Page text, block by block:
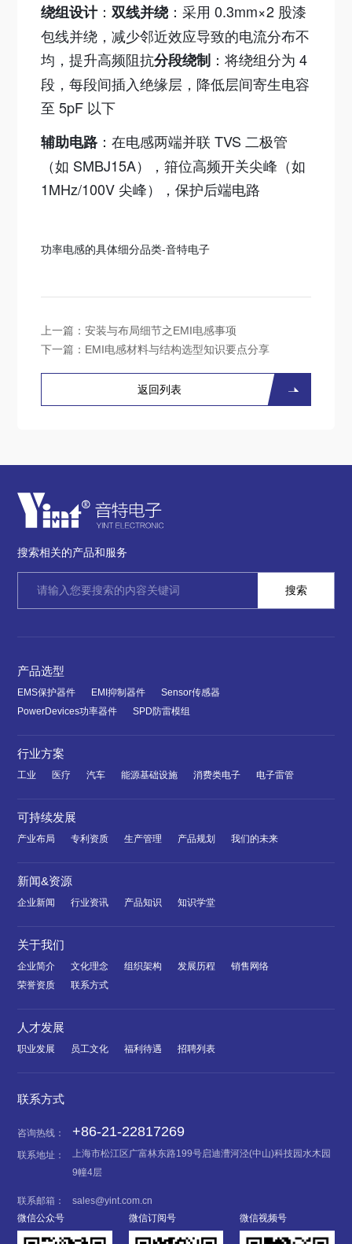
绕组设计：双线并绕 ：采用 0.3mm×2 股漆
包线并绕，减少邻近效应导致的电流分布不
均，提升高频阻抗分段绕制 ：将绕组分为 4
段，每段间插入绝缘层，降低层间寄生电容
至 5pF 以下
辅助电路：在电感两端并联 TVS 二极管
（如 SMBJ15A），箝位高频开关尖峰（如
1MHz/100V 尖峰），保护后端电路
功率电感的具体细分品类-音特电子
上一篇：安装与布局细节​之EMI电感事项
下一篇： EMI电感材料与结构选型知识要点分享
返回列表
搜索相关的产品和服务
产品选型
EMS保护器件 EMI抑制器件
Sensor传感器
PowerDevices功率器件
SPD防雷模组
行业方案
工业 医疗 汽车 能源基础设施 消费类电子 电子雷管
可持续发展
产业布局 专利资质 生产管理 产品规划 我们的未来
新闻&资源
企业新闻 行业资讯 产品知识 知识学堂
关于我们
企业简介 文化理念 组织架构 发展历程
销售网络
荣誉资质
联系方式
人才发展
职业发展 员工文化 福利待遇 招聘列表
联系方式
咨询热线： +86-21-22817269
联系地址：
上海市松江区广富林东路199号启迪漕河泾(中山)科技园水木园
9幢4层
联系邮箱：
sales@yint.com.cn
微信公众号
微信订阅号 微信视频号